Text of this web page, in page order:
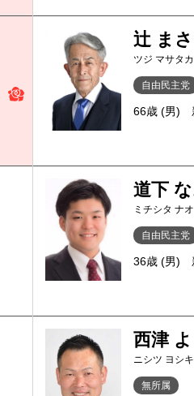
辻 ま
ツジ マサタカ
自由民主党
66歳 (男)
道下
ミチシタ ナ
自由民主党
36歳 (男)
西津
ニシツ ヨシキ
無所属